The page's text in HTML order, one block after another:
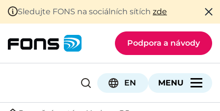
Sledujte FONS na sociálních sítích zde
Podpora a návody
EN